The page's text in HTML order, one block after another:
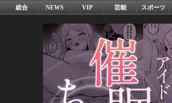
総合 NEWS VIP 芸能 スポーツ